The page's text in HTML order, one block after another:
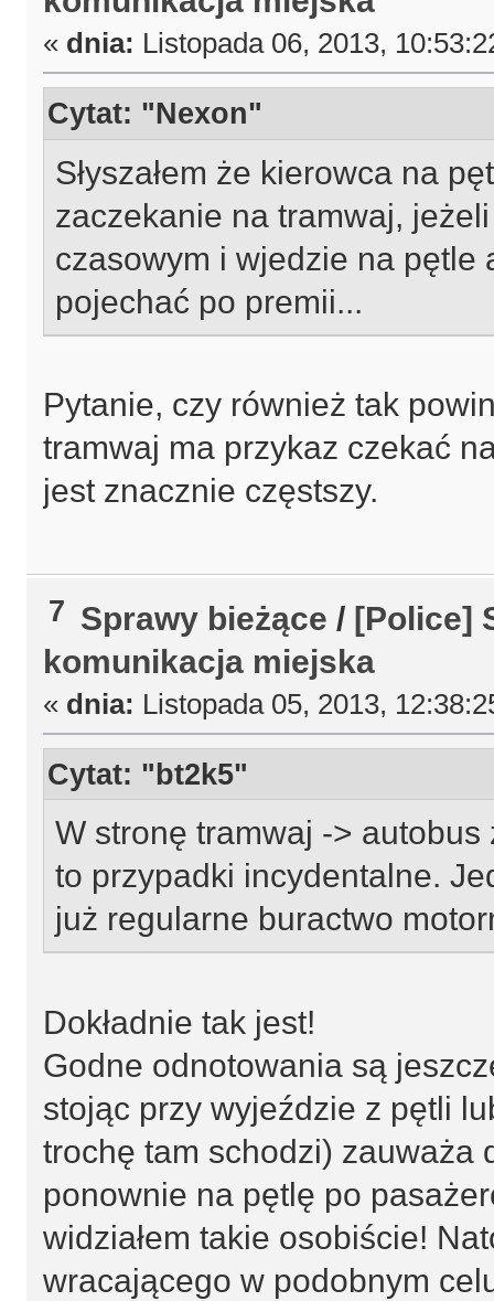
« dnia: Listopada 06, 2013,
Cytat: "Nexon"
Słyszałem że kierowca na
zaczekanie na tramwaj,
czasowym i wjedzie na pętle
pojechać po premii...
Pytanie, czy również tak
tramwaj ma przykaz czekać
jest znacznie częstszy.
7 Sprawy bieżące / [Police]
komunikacja miejska
« dnia: Listopada 05, 2013,
Cytat: "bt2k5"
W stronę tramwaj ->
to przypadki incydentalne.
już regularne buractwo
Dokładnie tak jest!
Godne odnotowania są
stojąc przy wyjeździe z pętli
trochę tam schodzi) zauważa
ponownie na pętlę po
widziałem takie osobiście!
wracającego w podobnym